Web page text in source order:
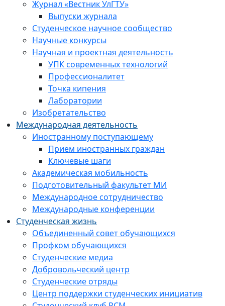
Журнал «Вестник УлГТУ»
Выпуски журнала
Студенческое научное сообщество
Научные конкурсы
Научная и проектная деятельность
УПК современных технологий
Профессионалитет
Точка кипения
Лаборатории
Изобретательство
Международная деятельность
Иностранному поступающему
Прием иностранных граждан
Ключевые шаги
Академическая мобильность
Подготовительный факультет МИ
Международное сотрудничество
Международные конференции
Студенческая жизнь
Объединенный совет обучающихся
Профком обучающихся
Студенческие медиа
Добровольческий центр
Студенческие отряды
Центр поддержки студенческих инициатив